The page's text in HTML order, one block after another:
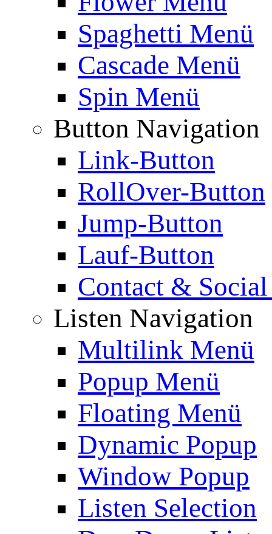
Spaghetti Menü
Cascade Menü
Spin Menü
Button Navigation
Link-Button
RollOver-Button
Jump-Button
Lauf-Button
Contact &
Listen Navigation
Multilink Menü
Popup Menü
Floating Menü
Dynamic Popup
Window Popup
Listen Selection